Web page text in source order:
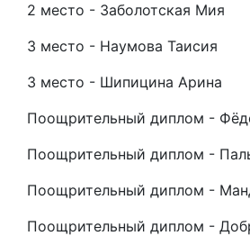
2 место - Заболотская Мия
3 место - Наумова Таисия
3 место - Шипицина Арина
Поощрительный диплом -
Поощрительный диплом -
Поощрительный диплом -
Поощрительный диплом -